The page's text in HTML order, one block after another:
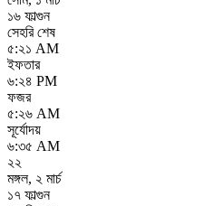
১৬ ফাল্গুন
সেহরি শেষ
৫:২১ AM
ইফতার
৬:২৪ PM
ফজর
৫:২৬ AM
সূর্যোদয়
৬:৩৫ AM
২২
মঙ্গল, ২ মার্চ
১৭ ফাল্গুন